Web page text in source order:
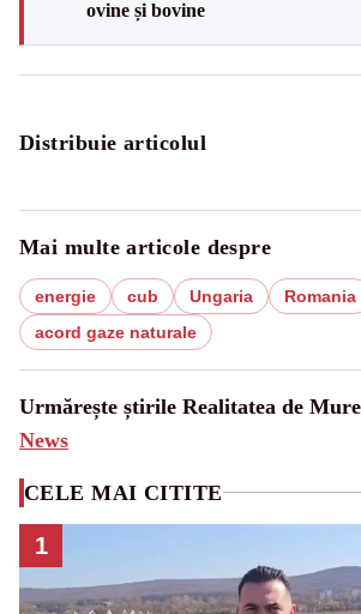
ovine și bovine
Distribuie articolul
Mai multe articole despre
energie cub Ungaria
Romania
acord gaze naturale
Urmărește știrile Realitatea de
News
CELE MAI CITITE
1